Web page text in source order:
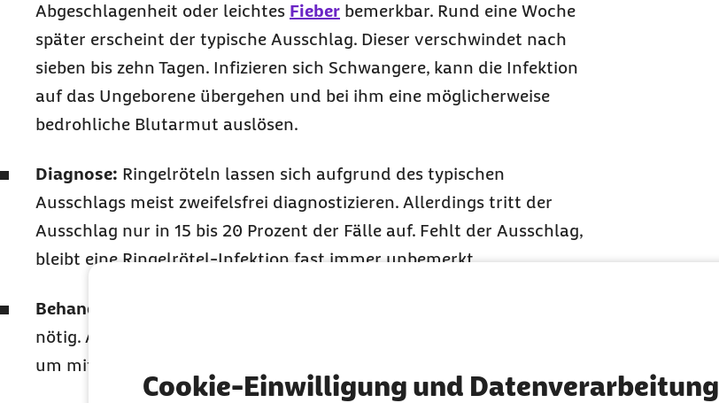
Cookie-Einwilligung und Datenverarbeitung
Abgeschlagenheit oder leichtes Fieber bemerkbar. Rund eine Woche
später erscheint der typische Ausschlag. Dieser verschwindet nach
sieben bis zehn Tagen. Infizieren sich Schwangere, kann die Infektion
auf das Ungeborene übergehen und bei ihm eine möglicherweise
bedrohliche Blutarmut auslösen.
Diagnose: Ringelröteln lassen sich aufgrund des typischen
Ausschlags meist zweifelsfrei diagnostizieren. Allerdings tritt der
Ausschlag nur in 15 bis 20 Prozent der Fälle auf. Fehlt der Ausschlag,
bleibt eine Ringelrötel-Infektion fast immer unbemerkt.
Behandlung:
nötig. Ausruhen und viel Schlaf unterstützen den Körper am besten,
um mit der viralen Erkrankung zurechtzukommen.